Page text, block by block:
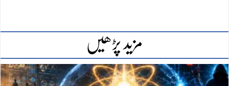
مزید پڑھیں